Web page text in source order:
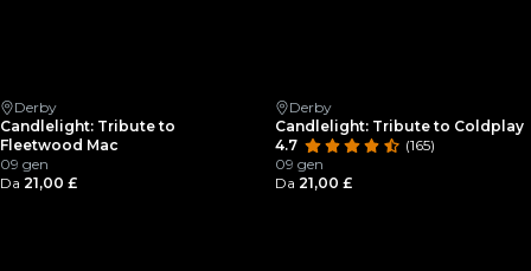
Derby
Candlelight: Tribute to
Fleetwood Mac
09 gen
Da 21,00 £
Derby
Candlelight: Tribute to Coldplay
4.7
(165)
09 gen
Da 21,00 £